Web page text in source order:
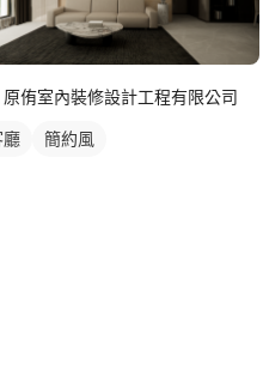
原侑室內裝修設計工程有限公司
廳 簡約風